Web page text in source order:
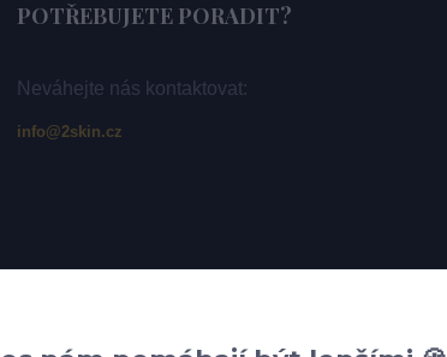
POTŘEBUJETE PORADIT?
Neváhejte nás kontaktovat:
info@2skin.cz